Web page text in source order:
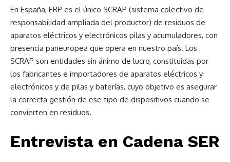
En España, ERP es el único SCRAP (sistema colectivo de
responsabilidad ampliada del productor) de residuos de
aparatos eléctricos y electrónicos pilas y acumuladores, con
presencia paneuropea que opera en nuestro país. Los
SCRAP son entidades sin ánimo de lucro, constituidas por
los fabricantes e importadores de aparatos eléctricos y
electrónicos y de pilas y baterías, cuyo objetivo es asegurar
la correcta gestión de ese tipo de dispositivos cuando se
convierten en residuos.
Entrevista en Cadena SER